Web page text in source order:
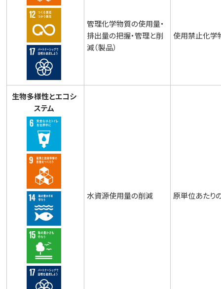
管理化学物質の使用量・
排出量の把握・管理と削
減（製品）
使用禁止化学
生物多様性とエコシ
ステム
水資源使用量の削減 原単位あたり